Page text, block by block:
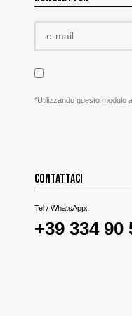
*Utilizzando questo modulo
CONTATTACI
Tel / WhatsApp:
+39 334 90